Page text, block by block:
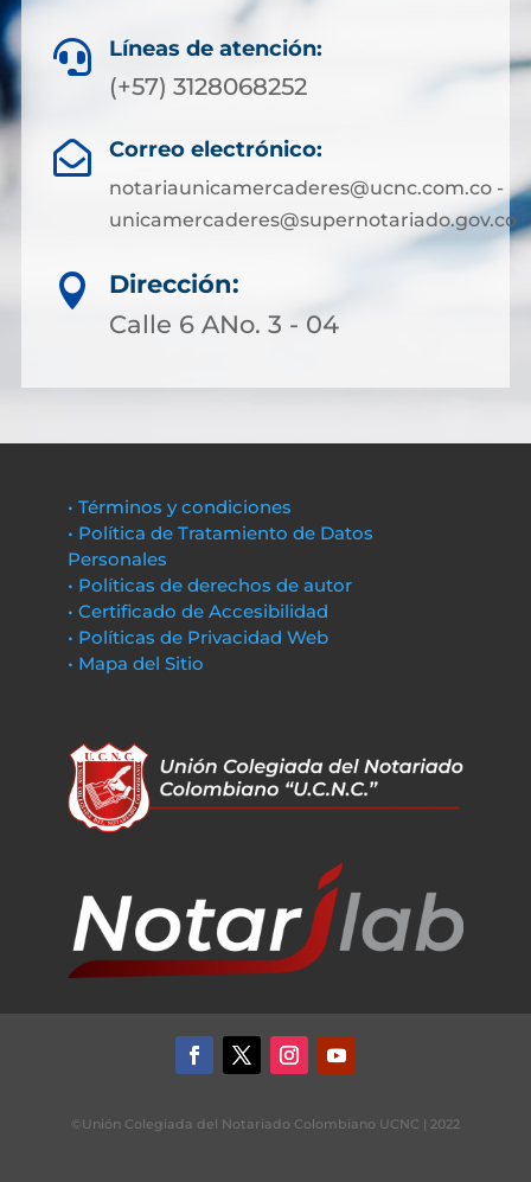
 Líneas de atención:
(+57) 3128068252
 Correo electrónico:
notariaunicamercaderes@ucnc.com.co -
unicamercaderes@supernotariado.gov.co

Dirección:
Calle 6 ANo. 3 - 04
• Términos y condiciones
• Política de Tratamiento de Datos
Personales
• Políticas de derechos de autor
• Certificado de Accesibilidad
• Políticas de Privacidad Web
• Mapa del Sitio
©Unión Colegiada del Notariado Colombiano UCNC | 2022